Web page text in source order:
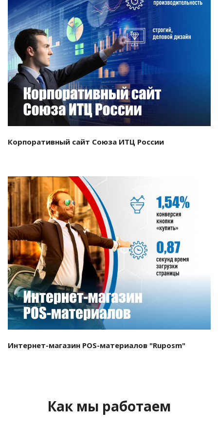
Смотреть проект
Корпоративный сайт Союза ИТЦ России
Смотреть проект
Интернет-магазин POS-материалов "Ruposm"
Как мы работаем